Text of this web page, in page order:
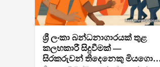
ශ්‍රී ලංකා බන්ධනාගාරයක් තුළ
කලහකාරී සිදුවීමක් —
සිරකරුවන් තිදෙනෙකු මියගොස්